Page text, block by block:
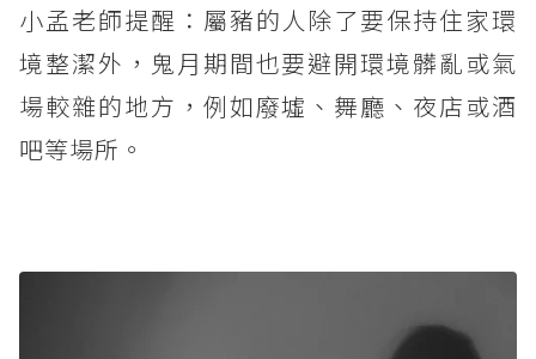
小孟老師提醒：屬豬的人除了要保持住家環
境整潔外，鬼月期間也要避開環境髒亂或氣
場較雜的地方，例如廢墟、舞廳、夜店或酒
吧等場所。